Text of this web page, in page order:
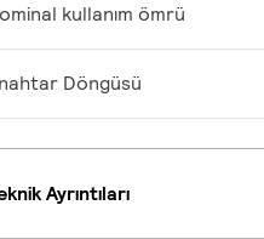
kullanım ömrü
Döngüsü
Ayrıntıları